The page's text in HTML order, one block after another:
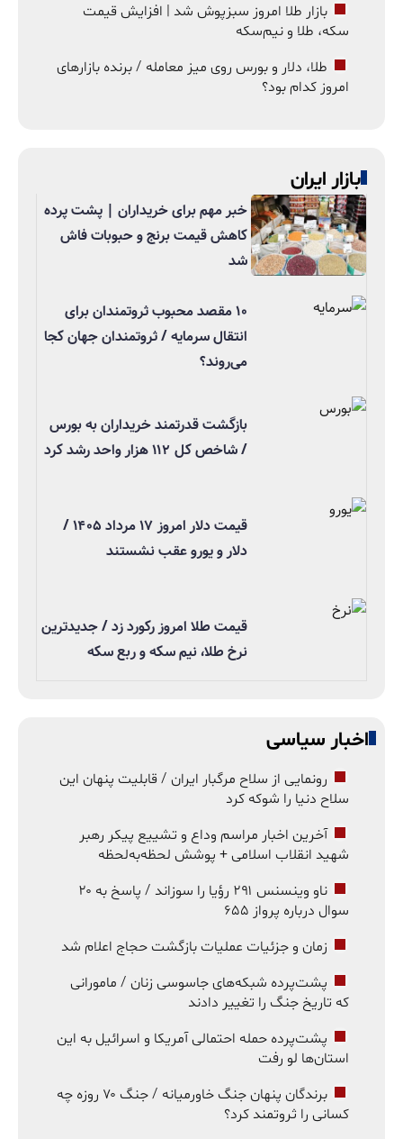
بازار طلا امروز سبزپوش شد | افزایش قیمت
سکه، طلا و نیم‌سکه
طلا، دلار و بورس روی میز معامله / برنده بازارهای
امروز کدام بود؟
بازار ایران
خبر مهم برای خریداران | پشت پرده
کاهش قیمت برنج و حبوبات فاش
شد
۱۰ مقصد محبوب ثروتمندان برای
انتقال سرمایه / ثروتمندان جهان کجا
می‌روند؟
بازگشت قدرتمند خریداران به بورس
/ شاخص کل ۱۱۲ هزار واحد رشد کرد
قیمت دلار امروز ۱۷ مرداد ۱۴۰۵ /
دلار و یورو عقب نشستند
قیمت طلا امروز رکورد زد / جدیدترین
نرخ طلا، نیم سکه و ربع سکه
اخبار سیاسی
رونمایی از سلاح مرگبار ایران / قابلیت پنهان این
سلاح دنیا را شوکه کرد
آخرین اخبار مراسم وداع و تشییع پیکر رهبر
شهید انقلاب اسلامی + پوشش لحظه‌به‌لحظه
ناو وینسنس ۲۹۱ رؤیا را سوزاند / پاسخ به ۲۰
سوال درباره پرواز ۶۵۵
زمان و جزئیات عملیات بازگشت حجاج اعلام شد
پشت‌پرده شبکه‌های جاسوسی زنان / مامورانی
که تاریخ جنگ را تغییر دادند
پشت‌پرده حمله احتمالی آمریکا و اسرائیل به این
استان‌ها لو رفت
برندگان پنهان جنگ خاورمیانه / جنگ ۷۰ روزه چه
کسانی را ثروتمند کرد؟